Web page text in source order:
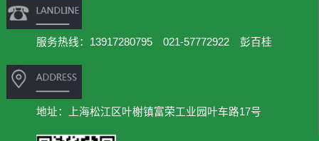
服务热线：13917280795 021-57772922 彭百桂
地址：上海松江区叶榭镇富荣工业园叶车路17号